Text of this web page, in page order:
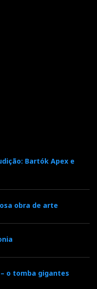
Bartók Apex e
obra de arte
o tomba gigantes